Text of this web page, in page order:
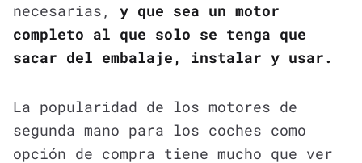
necesarias, y que sea un motor
completo al que solo se tenga que
sacar del embalaje, instalar y usar.
La popularidad de los motores de
segunda mano para los coches como
opción de compra tiene mucho que ver